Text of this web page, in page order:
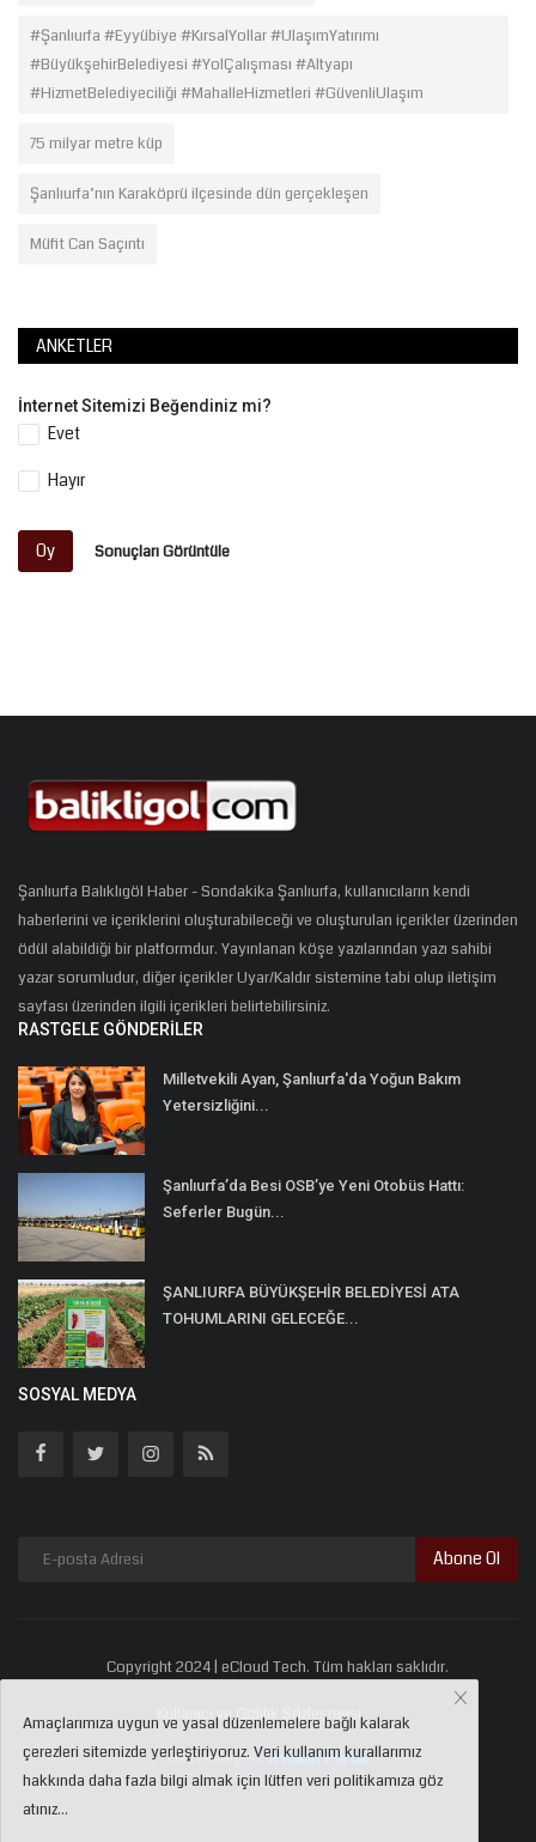
#Şanlıurfa #Eyyübiye #KırsalYollar #UlaşımYatırımı
#BüyükşehirBelediyesi #YolÇalışması #Altyapı
#HizmetBelediyeciliği #MahalleHizmetleri #GüvenliUlaşım
75 milyar metre küp
Şanlıurfa’nın Karaköprü ilçesinde dün gerçekleşen
Müfit Can Saçıntı
ANKETLER
İnternet Sitemizi Beğendiniz mi?
Evet
Hayır
Oy Sonuçları Görüntüle
Şanlıurfa Balıklıgöl Haber - Sondakika Şanlıurfa, kullanıcıların kendi
haberlerini ve içeriklerini oluşturabileceği ve oluşturulan içerikler üzerinden
ödül alabildiği bir platformdur. Yayınlanan köşe yazılarından yazı sahibi
yazar sorumludur, diğer içerikler Uyar/Kaldır sistemine tabi olup iletişim
sayfası üzerinden ilgili içerikleri belirtebilirsiniz.
RASTGELE GÖNDERILER
Milletvekili Ayan, Şanlıurfa'da Yoğun Bakım
Yetersizliğini...
Şanlıurfa’da Besi OSB’ye Yeni Otobüs Hattı:
Seferler Bugün...
ŞANLIURFA BÜYÜKŞEHİR BELEDİYESİ ATA
TOHUMLARINI GELECEĞE...
SOSYAL MEDYA
Abone Ol
Copyright 2024 | eCloud Tech. Tüm hakları saklıdır.
Kullanıcı ve Gizlilik Sözleşmesi
Destekleyen:Avukat Portal
Amaçlarımıza uygun ve yasal düzenlemelere bağlı kalarak
çerezleri sitemizde yerleştiriyoruz. Veri kullanım kurallarımız
hakkında daha fazla bilgi almak için lütfen veri politikamıza göz
atınız...